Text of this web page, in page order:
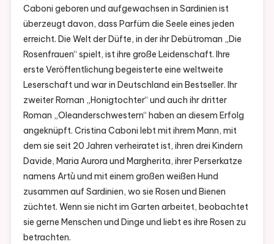
Caboni geboren und aufgewachsen in Sardinien ist
überzeugt davon, dass Parfüm die Seele eines jeden
erreicht. Die Welt der Düfte, in der ihr Debütroman „Die
Rosenfrauen“ spielt, ist ihre große Leidenschaft. Ihre
erste Veröffentlichung begeisterte eine weltweite
Leserschaft und war in Deutschland ein Bestseller. Ihr
zweiter Roman „Honigtochter“ und auch ihr dritter
Roman „Oleanderschwestern“ haben an diesem Erfolg
angeknüpft. Cristina Caboni lebt mit ihrem Mann, mit
dem sie seit 20 Jahren verheiratet ist, ihren drei Kindern
Davide, Maria Aurora und Margherita, ihrer Perserkatze
namens Artù und mit einem großen weißen Hund
zusammen auf Sardinien, wo sie Rosen und Bienen
züchtet. Wenn sie nicht im Garten arbeitet, beobachtet
sie gerne Menschen und Dinge und liebt es ihre Rosen zu
betrachten.